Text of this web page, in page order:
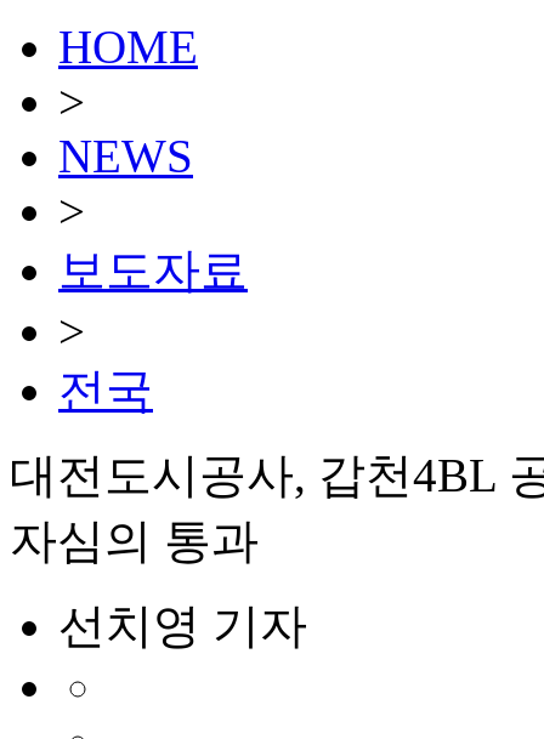
HOME
>
NEWS
>
보도자료
>
전국
대전도시공사, 갑천4BL
자심의 통과
선치영 기자